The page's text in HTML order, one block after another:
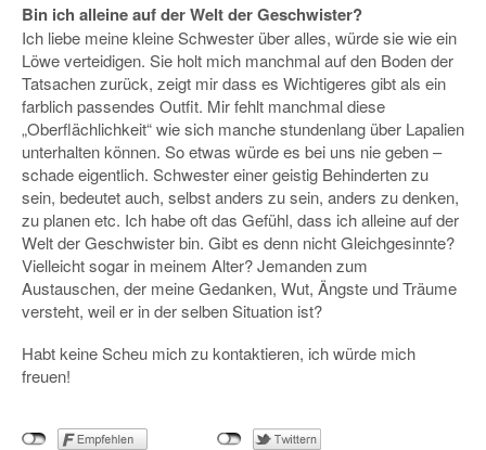
Bin ich alleine auf der Welt der Geschwister?
Ich liebe meine kleine Schwester über alles, würde sie wie ein
Löwe verteidigen. Sie holt mich manchmal auf den Boden der
Tatsachen zurück, zeigt mir dass es Wichtigeres gibt als ein
farblich passendes Outfit. Mir fehlt manchmal diese
„Oberflächlichkeit“ wie sich manche stundenlang über Lapalien
unterhalten können. So etwas würde es bei uns nie geben –
schade eigentlich. Schwester einer geistig Behinderten zu
sein, bedeutet auch, selbst anders zu sein, anders zu denken,
zu planen etc. Ich habe oft das Gefühl, dass ich alleine auf der
Welt der Geschwister bin. Gibt es denn nicht Gleichgesinnte?
Vielleicht sogar in meinem Alter? Jemanden zum
Austauschen, der meine Gedanken, Wut, Ängste und Träume
versteht, weil er in der selben Situation ist?
Habt keine Scheu mich zu kontaktieren, ich würde mich
freuen!